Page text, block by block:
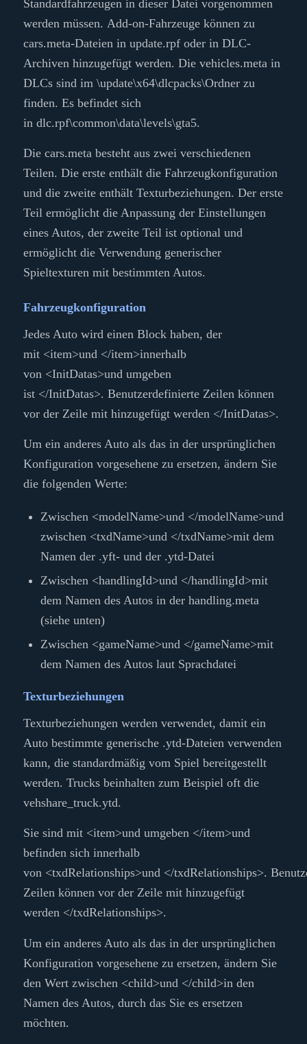
Standardfahrzeugen in dieser Datei vorgenommen
werden müssen. Add-on-Fahrzeuge können zu
cars.meta-Dateien in update.rpf oder in DLC-
Archiven hinzugefügt werden. Die vehicles.meta in
DLCs sind im \update\x64\dlcpacks\Ordner zu
finden. Es befindet sich
in dlc.rpf\common\data\levels\gta5.
Die cars.meta besteht aus zwei verschiedenen
Teilen. Die erste enthält die Fahrzeugkonfiguration
und die zweite enthält Texturbeziehungen. Der erste
Teil ermöglicht die Anpassung der Einstellungen
eines Autos, der zweite Teil ist optional und
ermöglicht die Verwendung generischer
Spieltexturen mit bestimmten Autos.
Fahrzeugkonfiguration
Jedes Auto wird einen Block haben, der
mit <item>und </item>innerhalb
von <InitDatas>und umgeben
ist </InitDatas>. Benutzerdefinierte Zeilen können
vor der Zeile mit hinzugefügt werden </InitDatas>.
Um ein anderes Auto als das in der ursprünglichen
Konfiguration vorgesehene zu ersetzen, ändern Sie
die folgenden Werte:
Zwischen <modelName>und </modelName>und
zwischen <txdName>und </txdName>mit dem
Namen der .yft- und der .ytd-Datei
Zwischen <handlingId>und </handlingId>mit
dem Namen des Autos in der handling.meta
(siehe unten)
Zwischen <gameName>und </gameName>mit
dem Namen des Autos laut Sprachdatei
Texturbeziehungen
Texturbeziehungen werden verwendet, damit ein
Auto bestimmte generische .ytd-Dateien verwenden
kann, die standardmäßig vom Spiel bereitgestellt
werden. Trucks beinhalten zum Beispiel oft die
vehshare_truck.ytd.
Sie sind mit <item>und umgeben </item>und
befinden sich innerhalb
von <txdRelationships>und </txdRelationships>.
Zeilen können vor der Zeile mit hinzugefügt
werden </txdRelationships>.
Um ein anderes Auto als das in der ursprünglichen
Konfiguration vorgesehene zu ersetzen, ändern Sie
den Wert zwischen <child>und </child>in den
Namen des Autos, durch das Sie es ersetzen
möchten.